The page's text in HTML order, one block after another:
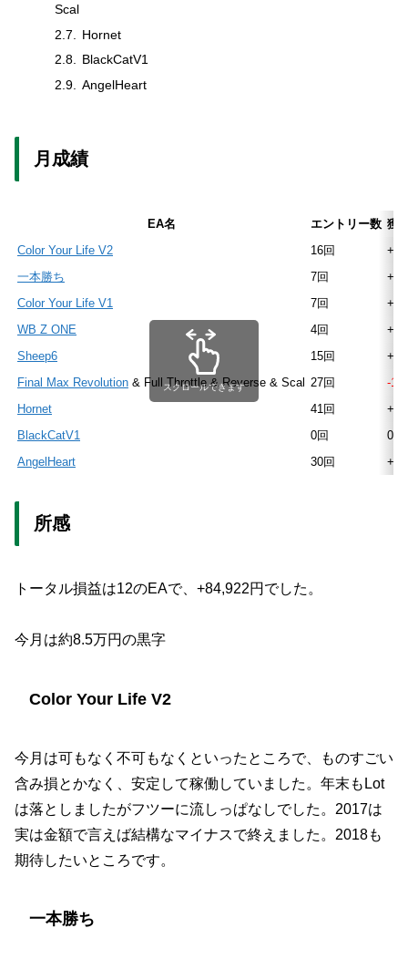
Scal
Hornet
BlackCatV1
AngelHeart
月成績
EA名 エントリー数 獲
Color Your Life V2
16回
一本勝ち
7回
Color Your Life V1
7回
WB Z ONE
4回
Sheep6
15回
Final Max Revolution & Full Throttle & Reverse & Scal 27回
-
Hornet
41回
BlackCatV1
0回
0
AngelHeart
30回
スクロールできます
所感
トータル損益は12のEAで、 +84,922円 でした。
今月は約8.5万円の黒字
Color Your Life V2
今月は可もなく不可もなくといったところで、ものすごい
含み損とかなく、安定して稼働していました。年末もLot
は落としましたがフツーに流しっぱなしでした。2017は
実は金額で言えば結構なマイナスで終えました。2018も
期待したいところです。
一本勝ち